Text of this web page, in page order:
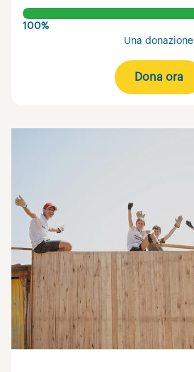
100%
Una donazione
Dona ora